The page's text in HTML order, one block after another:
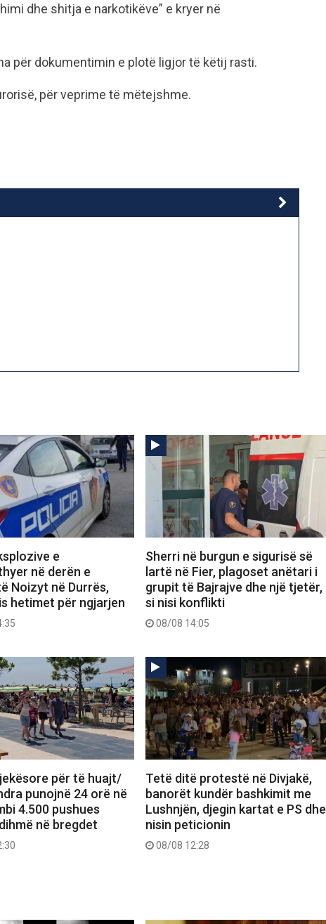
dhe shitja e narkotikëve” e kryer në
për dokumentimin e plotë ligjor të këtij rasti.
për veprime të mëtejshme.
e
në derën e
Noizyt në Durrës,
hetimet për ngjarjen
Sherri në burgun e sigurisë së
lartë në Fier, plagoset anëtari i
grupit të Bajrajve dhe një tjetër,
si nisi konflikti
08/08 14:05
për të huajt/
punojnë 24 orë në
4.500 pushues
në bregdet
Tetë ditë protestë në Divjakë,
banorët kundër bashkimit me
Lushnjën, djegin kartat e PS dhe
nisin peticionin
08/08 12:28